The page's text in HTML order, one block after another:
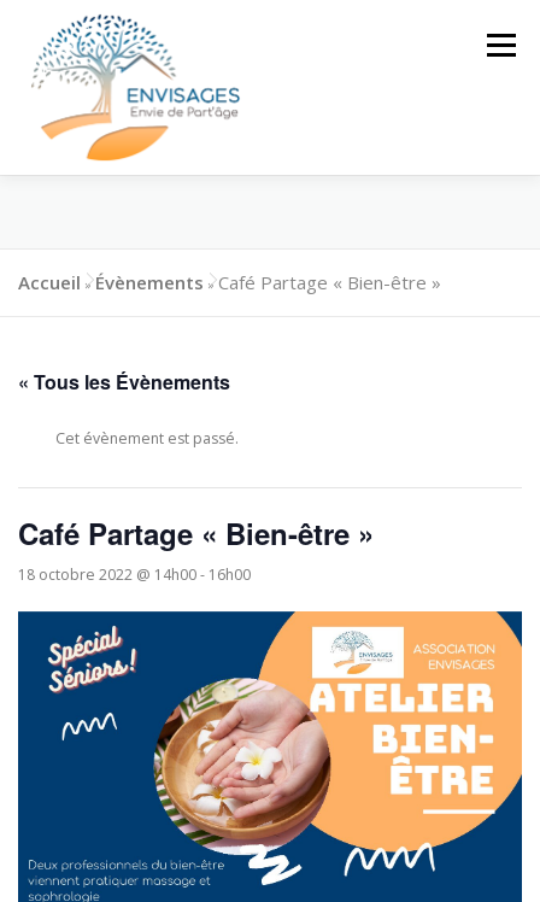
contenu
Menu
MAISON PARTAGÉE
Accueil »Évènements »Café Partage « Bien-être »
« Tous les Évènements
Cet évènement est passé.
Café Partage « Bien-être »
18 octobre 2022 @ 14h00- 16h00